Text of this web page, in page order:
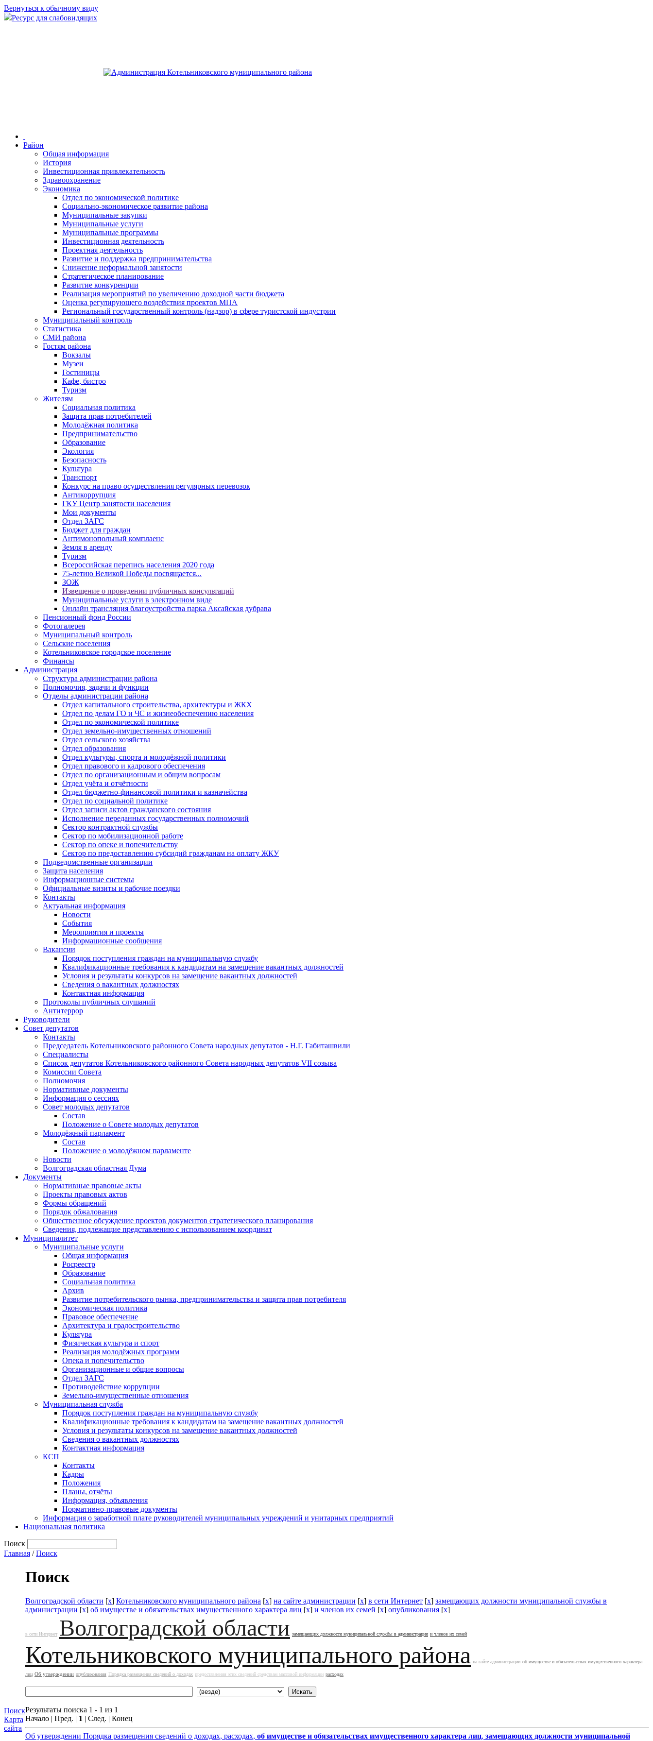
Вернуться к обычному виду
Ресурс для слабовидящих
Район
Общая информация
История
Инвестиционная привлекательность
Здравоохранение
Экономика
Отдел по экономической политике
Социально-экономическое развитие района
Муниципальные закупки
Муниципальные услуги
Муниципальные программы
Инвестиционная деятельность
Проектная деятельность
Развитие и поддержка предпринимательства
Снижение неформальной занятости
Стратегическое планирование
Развитие конкуренции
Реализация мероприятий по увеличению доходной части бюджета
Оценка регулирующего воздействия проектов МПА
Региональный государственный контроль (надзор) в сфере туристской индустрии
Муниципальный контроль
Статистика
СМИ района
Гостям района
Вокзалы
Музеи
Гостиницы
Кафе, бистро
Туризм
Жителям
Социальная политика
Защита прав потребителей
Молодёжная политика
Предпринимательство
Образование
Экология
Безопасность
Культура
Транспорт
Конкурс на право осуществления регулярных перевозок
Антикоррупция
ГКУ Центр занятости населения
Мои документы
Отдел ЗАГС
Бюджет для граждан
Антимонопольный комплаенс
Земля в аренду
Туризм
Всероссийская перепись населения 2020 года
75-летию Великой Победы посвящается...
ЗОЖ
Извещение о проведении публичных консультаций
Муниципальные услуги в электронном виде
Онлайн трансляция благоустройства парка Аксайская дубрава
Пенсионный фонд России
Фотогалерея
Муниципальный контроль
Сельские поселения
Котельниковское городское поселение
Финансы
Администрация
Структура администрации района
Полномочия, задачи и функции
Отделы администрации района
Отдел капитального строительства, архитектуры и ЖКХ
Отдел по делам ГО и ЧС и жизнеобеспечению населения
Отдел по экономической политике
Отдел земельно-имущественных отношений
Отдел сельского хозяйства
Отдел образования
Отдел культуры, спорта и молодёжной политики
Отдел правового и кадрового обеспечения
Отдел по организационным и общим вопросам
Отдел учёта и отчётности
Отдел бюджетно-финансовой политики и казначейства
Отдел по социальной политике
Отдел записи актов гражданского состояния
Исполнение переданных государственных полномочий
Сектор контрактной службы
Сектор по мобилизационной работе
Сектор по опеке и попечительству
Сектор по предоставлению субсидий гражданам на оплату ЖКУ
Подведомственные организации
Защита населения
Информационные системы
Официальные визиты и рабочие поездки
Контакты
Актуальная информация
Новости
События
Мероприятия и проекты
Информационные сообщения
Вакансии
Порядок поступления граждан на муниципальную службу
Квалификационные требования к кандидатам на замещение вакантных должностей
Условия и результаты конкурсов на замещение вакантных должностей
Сведения о вакантных должностях
Контактная информация
Протоколы публичных слушаний
Антитеррор
Руководители
Совет депутатов
Контакты
Председатель Котельниковского районного Совета народных депутатов - Н.Г. Габиташвили
Специалисты
Список депутатов Котельниковского районного Совета народных депутатов VII созыва
Комиссии Совета
Полномочия
Нормативные документы
Информация о сессиях
Совет молодых депутатов
Состав
Положение о Совете молодых депутатов
Молодёжный парламент
Состав
Положение о молодёжном парламенте
Новости
Волгоградская областная Дума
Документы
Нормативные правовые акты
Проекты правовых актов
Формы обращений
Порядок обжалования
Общественное обсуждение проектов документов стратегического планирования
Сведения, подлежащие представлению с использованием координат
Муниципалитет
Муниципальные услуги
Общая информация
Росреестр
Образование
Социальная политика
Архив
Развитие потребительского рынка, предпринимательства и защита прав потребителя
Экономическая политика
Правовое обеспечение
Архитектура и градостроительство
Культура
Физическая культура и спорт
Реализация молодёжных программ
Опека и попечительство
Организационные и общие вопросы
Отдел ЗАГС
Противодействие коррупции
Земельно-имущественные отношения
Муниципальная служба
Порядок поступления граждан на муниципальную службу
Квалификационные требования к кандидатам на замещение вакантных должностей
Условия и результаты конкурсов на замещение вакантных должностей
Сведения о вакантных должностях
Контактная информация
КСП
Контакты
Кадры
Положения
Планы, отчёты
Информация, объявления
Нормативно-правовые документы
Информация о заработной плате руководителей муниципальных учреждений и унитарных предприятий
Национальная политика
Поиск
Главная /Поиск
Поиск
Карта
сайта
Поиск
Волгоградской области [x] Котельниковского муниципального района [x] на сайте администрации [x] в сети Интернет [x] замещающих должности муниципальной службы в
администрации [x] об имуществе и обязательствах имущественного характера лиц [x] и членов их семей [x] опубликования [x]
в сети Интернет Волгоградской области замещающих должности муниципальной службы в администрации и членов их семей
Котельниковского муниципального района на сайте администрации об имуществе и обязательствах имущественного характера
лиц Об утверждении опубликования Порядка размещения сведений о доходах предоставления этих сведений средствам массовой информации расходах
Результаты поиска 1 - 1 из 1
Начало | Пред. | 1 | След. | Конец
Об утверждении Порядка размещения сведений о доходах, расходах, об имуществе и обязательствах имущественного характера лиц, замещающих должности муниципальной